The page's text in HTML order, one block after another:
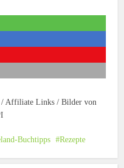
/ Affiliate Links / Bilder von
Buchtipps Rezepte